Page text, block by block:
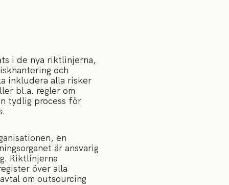
i de nya riktlinjerna,
och
inkludera alla risker
bl.a. regler om
tydlig process för
en
är ansvarig
Riktlinjerna
över alla
om outsourcing